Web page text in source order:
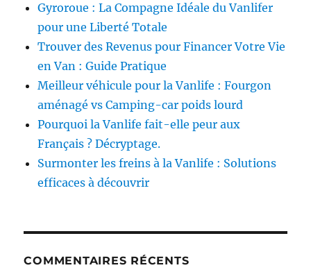
Gyroroue : La Compagne Idéale du Vanlifer
pour une Liberté Totale
Trouver des Revenus pour Financer Votre Vie
en Van : Guide Pratique
Meilleur véhicule pour la Vanlife : Fourgon
aménagé vs Camping-car poids lourd
Pourquoi la Vanlife fait-elle peur aux
Français ? Décryptage.
Surmonter les freins à la Vanlife : Solutions
efficaces à découvrir
COMMENTAIRES RÉCENTS